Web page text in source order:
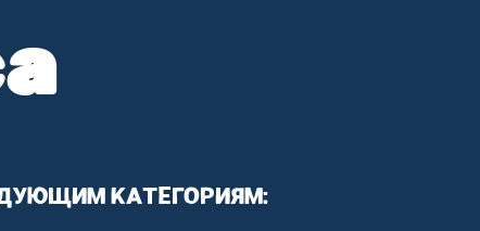
КАТЕГОРИЯМ: